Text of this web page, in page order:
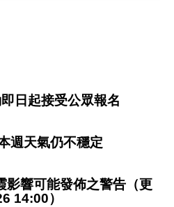
日起接受公眾報名
週天氣仍不穩定
影響可能發佈之警告（更
14:00）